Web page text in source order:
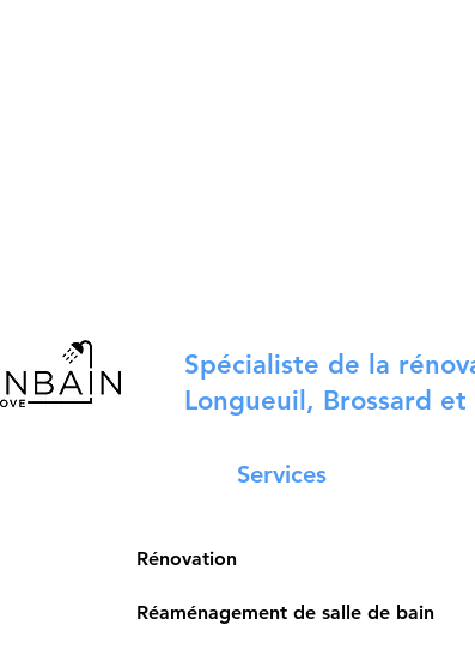
Spécialiste de la
Longueuil, Brossard et
Services
Rénovation
Réaménagement de salle de bain